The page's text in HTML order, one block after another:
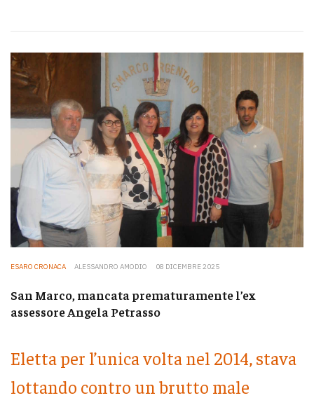
ESARO CRONACA ALESSANDRO AMODIO 08 DICEMBRE 2025
San Marco, mancata prematuramente l’ex
assessore Angela Petrasso
Eletta per l’unica volta nel 2014, stava
lottando contro un brutto male